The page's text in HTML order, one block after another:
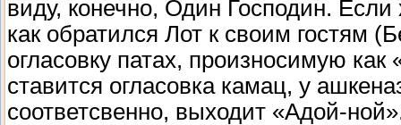
виду, конечно, Один Господин. Если
как обратился Лот к своим гостям
огласовку патах, произносимую
ставится огласовка камац, у
соответсвенно, выходит «Адой-